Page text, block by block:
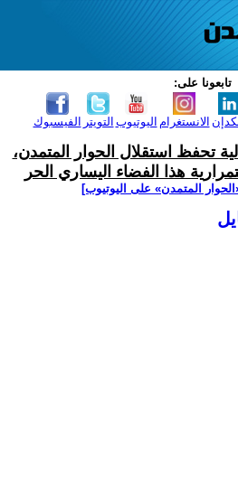
تابعونا على:
الفيسبوك التويتر اليوتيوب الانستغرام
تحفظ استقلال الحوار المتمدن،
هذا الفضاء اليساري الحر
المتمدن» على اليوتيوب]